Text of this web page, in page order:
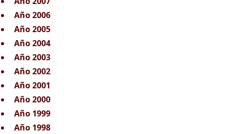
Año 2006
Año 2005
Año 2004
Año 2003
Año 2002
Año 2001
Año 2000
Año 1999
Año 1998